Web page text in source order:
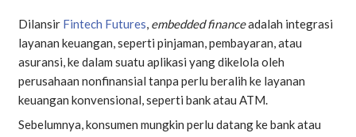
Dilansir Fintech Futures, embedded financeadalah integrasi
layanan keuangan, seperti pinjaman, pembayaran, atau
asuransi, ke dalam suatu aplikasi yang dikelola oleh
perusahaan nonfinansial tanpa perlu beralih ke layanan
keuangan konvensional, seperti bank atau ATM.
Sebelumnya, konsumen mungkin perlu datang ke bank atau